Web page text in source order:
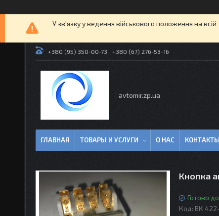
У зв'язку у ведення військового положення на всій
+380 (95) 350-00-73 +380 (67) 276-53-16
avtomir.zp.ua
ГЛАВНАЯ ТОВАРЫ И УСЛУГИ О НАС КОНТАКТЫ
Кнопка
Готово
Код: ВК